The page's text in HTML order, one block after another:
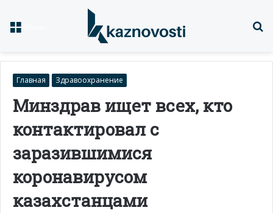
Главная Здравоохранение
Минздрав ищет всех, кто
контактировал с
заразившимися
коронавирусом
казахстанцами